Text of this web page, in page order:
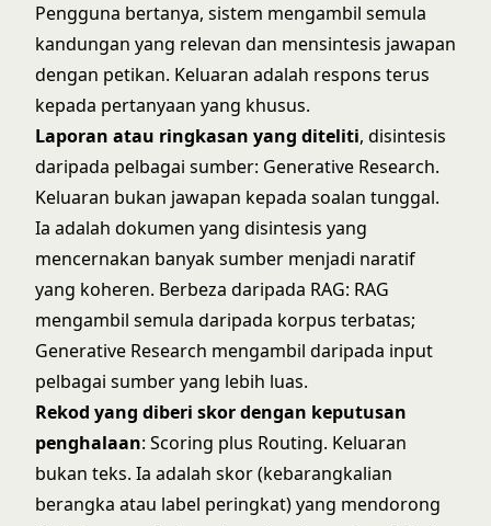
Pengguna bertanya, sistem mengambil semula
kandungan yang relevan dan mensintesis jawapan
dengan petikan. Keluaran adalah respons terus
kepada pertanyaan yang khusus.
Laporan atau ringkasan yang diteliti, disintesis
daripada pelbagai sumber: Generative Research.
Keluaran bukan jawapan kepada soalan tunggal.
Ia adalah dokumen yang disintesis yang
mencernakan banyak sumber menjadi naratif
yang koheren. Berbeza daripada RAG: RAG
mengambil semula daripada korpus terbatas;
Generative Research mengambil daripada input
pelbagai sumber yang lebih luas.
Rekod yang diberi skor dengan keputusan
penghalaan: Scoring plus Routing. Keluaran
bukan teks. Ia adalah skor (kebarangkalian
berangka atau label peringkat) yang mendorong